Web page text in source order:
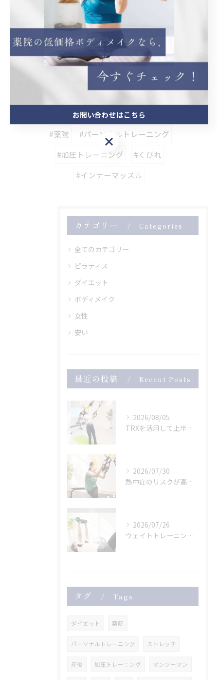
薬院で効率的なダイエットを提案
ダイエット
一覧に戻る
関連タグ
#薬院
#パーソナルトレーニング
#加圧トレーニング
#くびれ
#インナーマッスル
カテゴリー Categories
全てのカテゴリー
ピラティス
ダイエット
ボディメイク
女性
安い
最近の投稿 Recent Posts
2026/08/05
TRXを活用して上半身のトレーニング
2026/07/30
熱中症のリスクが高まっている危険な暑さ。
2026/07/26
ウェイトトレーニングも
タグ Tags
ダイエット 薬院
パーソナルトレーニング ストレッチ
産後 加圧トレーニング マンツーマン
お問い合わせはこちら
お問い合わせはこちら